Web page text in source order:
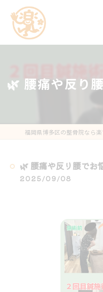
🌿 腰痛や反り
🌿 腰痛や反り腰でお
2025/09/08